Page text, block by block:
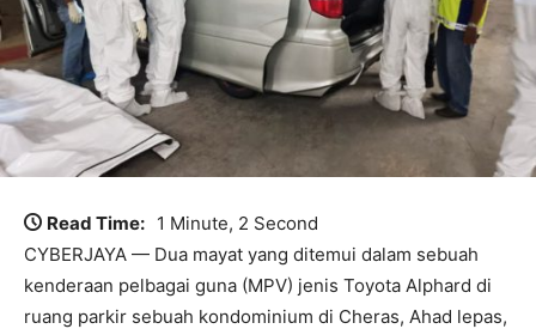
Read Time: 1 Minute, 2 Second
CYBERJAYA — Dua mayat yang ditemui dalam sebuah
kenderaan pelbagai guna (MPV) jenis Toyota Alphard di
ruang parkir sebuah kondominium di Cheras, Ahad lepas,